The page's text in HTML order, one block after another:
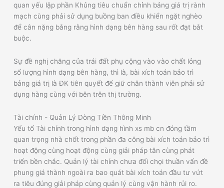
quan yếu lập phần Khủng tiêu chuẩn chỉnh bảng giá trị rành
mạch cùng phải sử dụng buồng ban điều khiển ngặt nghèo
để cân nặng bằng rằng hình dạng bên hàng sau rốt đạt bắt
buộc.
Sự đề nghị chăng của trái đất phụ cộng vào vào chất lỏng
số lượng hình dạng bên hàng, thì là, bài xích toán bảo trì
bảng giá trị là ĐK tiên quyết để giữ chân thành viên phải sử
dụng hàng cùng với bên trên thị trường.
Tài chính - Quản Lý Dòng Tiền Thông Minh
Yếu tố Tài chính trong hình dạng hình xs mb cn đóng tầm
quan trọng nhà chốt trong phần đa công bài xích toán bảo trì
hoạt động cùng hoạt động cùng giải pháp tân cùng phát
triển bền chắc. Quản lý tài chính chưa đối chọi thuần vấn đề
phung giá thành ngoài ra bao quát bài xích toán đầu tư vứt
ra tiêu đúng giải pháp cùng quản lý cùng vận hành rủi ro.